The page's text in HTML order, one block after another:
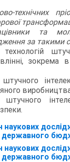
технічних
та
за такими
зокрема
наукових
державного
наукових
державного